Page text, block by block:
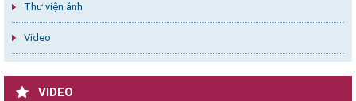
Thư viện ảnh
Video
VIDEO